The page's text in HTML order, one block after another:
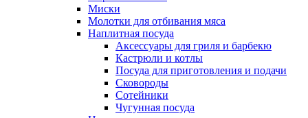
Миски
Молотки для отбивания мяса
Наплитная посуда
Аксессуары для гриля и барбекю
Кастрюли и котлы
Посуда для приготовления и подачи
Сковороды
Сотейники
Чугунная посуда